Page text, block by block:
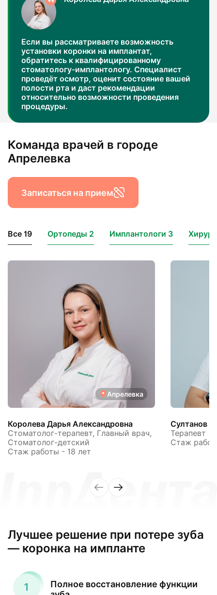
Если вы рассматриваете возможность
установки коронки на имплантат,
обратитесь к квалифицированному
стоматологу-имплантологу. Специалист
проведёт осмотр, оценит состояние вашей
полости рта и даст рекомендации
относительно возможности проведения
процедуры.
Команда врачей в городе
Апрелевка
Записаться на прием
Все 19 Ортопеды 2 Имплантологи 3
Апрелевка
Королева Дарья Александровна
Стоматолог-терапевт, Главный врач,
Стоматолог-детский
Стаж работы - 18 лет
Султанов
Терапевт
Стаж
Лучшее решение при потере зуба
— коронка на импланте
Полное восстановление функции